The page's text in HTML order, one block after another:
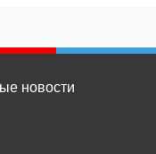
новости